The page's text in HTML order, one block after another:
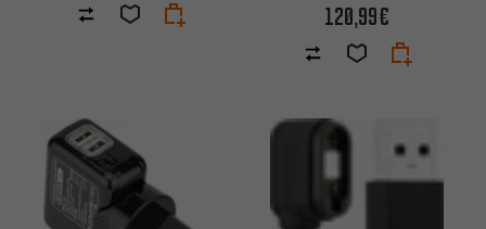
120,99€